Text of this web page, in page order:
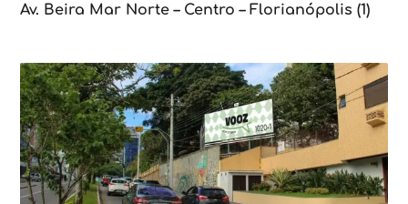
Av. Beira Mar Norte – Centro – Florianópolis (1)